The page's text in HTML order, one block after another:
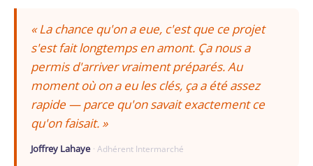
« La chance qu'on a eue, c'est que ce projet
s'est fait longtemps en amont. Ça nous a
permis d'arriver vraiment préparés. Au
moment où on a eu les clés, ça a été assez
rapide — parce qu'on savait exactement ce
qu'on faisait. »
Joffrey Lahaye · Adhérent Intermarché